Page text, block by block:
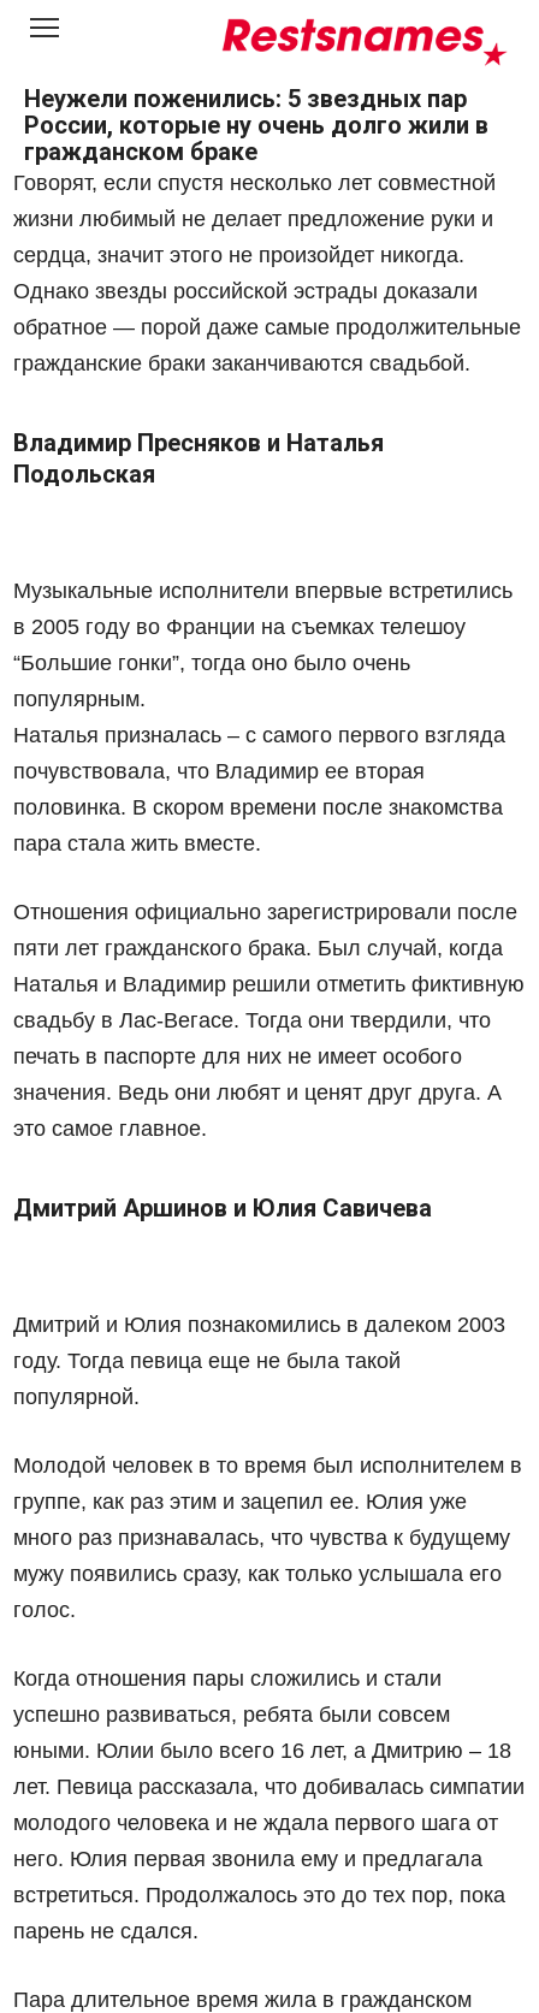
Перейти
Неужели поженились: 5 звездных пар
России, которые ну очень долго жили в
гражданском браке
Говорят, если спустя несколько лет совместной
жизни любимый не делает предложение руки и
сердца, значит этого не произойдет никогда.
Однако звезды российской эстрады доказали
обратное — порой даже самые продолжительные
гражданские браки заканчиваются свадьбой.
Владимир Пресняков и Наталья
Подольская
Музыкальные исполнители впервые встретились
в 2005 году во Франции на съемках телешоу
“Большие гонки”, тогда оно было очень
популярным.
Наталья призналась – с самого первого взгляда
почувствовала, что Владимир ее вторая
половинка. В скором времени после знакомства
пара стала жить вместе.
Отношения официально зарегистрировали после
пяти лет гражданского брака. Был случай, когда
Наталья и Владимир решили отметить фиктивную
свадьбу в Лас-Вегасе. Тогда они твердили, что
печать в паспорте для них не имеет особого
значения. Ведь они любят и ценят друг друга. А
это самое главное.
Дмитрий Аршинов и Юлия Савичева
Дмитрий и Юлия познакомились в далеком 2003
году. Тогда певица еще не была такой
популярной.
Молодой человек в то время был исполнителем в
группе, как раз этим и зацепил ее. Юлия уже
много раз признавалась, что чувства к будущему
мужу появились сразу, как только услышала его
голос.
Когда отношения пары сложились и стали
успешно развиваться, ребята были совсем
юными. Юлии было всего 16 лет, а Дмитрию – 18
лет. Певица рассказала, что добивалась симпатии
молодого человека и не ждала первого шага от
него. Юлия первая звонила ему и предлагала
встретиться. Продолжалось это до тех пор, пока
парень не сдался.
Пара длительное время жила в гражданском